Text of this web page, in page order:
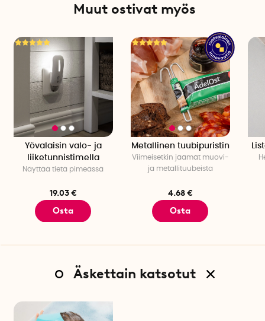
Muut ostivat myös
Yövalaisin valo- ja
liiketunnistimella
Näyttää tietä pimeässä
19.03 €
Osta
Metallinen tuubipuristin
Viimeisetkin jäämät muovi-
ja metallituubeista
4.68 €
Osta
Äskettain katsotut